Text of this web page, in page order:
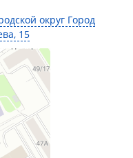
округ Город
15